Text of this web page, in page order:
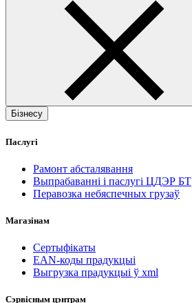
Бізнесу
Паслугі
Рамонт абсталявання
Выпрабаванні і паслугі ЦДЭР БТ
Перавозка небяспечных грузаў
Магазінам
Сертыфікаты
EAN-коды прадукцыі
Выгрузка прадукцыі ў xml
Сэрвісным цэнтрам